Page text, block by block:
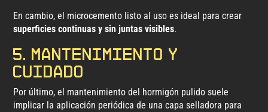
En cambio, el microcemento listo al uso es ideal para crear
superficies continuas y sin juntas visibles.
5. Mantenimiento y
cuidado
Por último, el mantenimiento del hormigón pulido suele
implicar la aplicación periódica de una capa selladora para